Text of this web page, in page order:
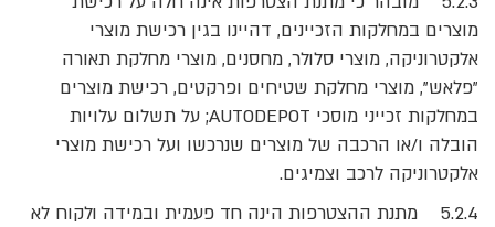
מוצרים במחלקות הזכיינים, דהיינו בגין רכישת מוצרי
אלקטרוניקה, מוצרי סלולר, מחסנים, מוצרי מחלקת תאורה
"פלאש", מוצרי מחלקת שטיחים ופרקטים, רכישת מוצרים
במחלקות זכייני מוסכי AUTODEPOT; על תשלום עלויות
הובלה ו/או הרכבה של מוצרים שנרכשו ועל רכישת מוצרי
אלקטרוניקה לרכב וצמיגים.
5.2.4 מתנת ההצטרפות הינה חד פעמית ובמידה ולקוח לא